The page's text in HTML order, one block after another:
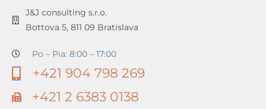
J&J consulting s.r.o.
Bottova 5, 811 09 Bratislava
Po – Pia: 8:00 – 17:00
+421 904 798 269
+421 2 6383 0138